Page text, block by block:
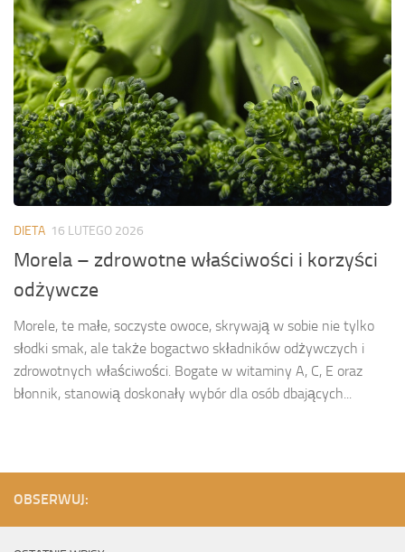
DIETA 16 LUTEGO 2026
Morela – zdrowotne właściwości i korzyści
odżywcze
Morele, te małe, soczyste owoce, skrywają w sobie nie tylko
słodki smak, ale także bogactwo składników odżywczych i
zdrowotnych właściwości. Bogate w witaminy A, C, E oraz
błonnik, stanowią doskonały wybór dla osób dbających...
OBSERWUJ: